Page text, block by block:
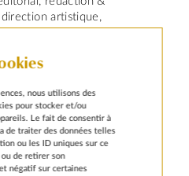
nous utilisons des
pour stocker et/ou
Le fait de consentir à
de traiter des données telles
ou les ID uniques sur ce
de retirer son
négatif sur certaines
artistique,
web, SEO
centrale de la Cinquième
le Gouvernement et les
de la loi. Juge
entre les citoyens et
plus